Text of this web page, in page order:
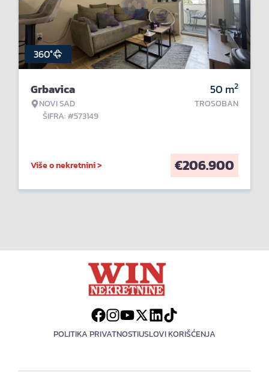
360°
Grbavica
NOVI SAD
ŠIFRA: #573149
50 m2
TROSOBAN
Više o nekretnini > €206.900
POLITIKA PRIVATNOSTIUSLOVI KORIŠĆENJA